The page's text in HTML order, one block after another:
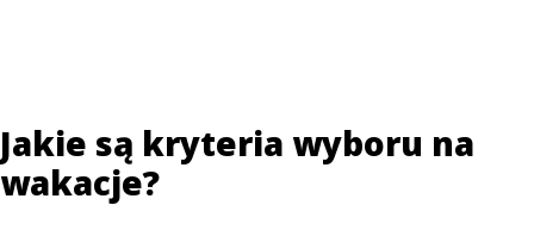
Jakie są kryteria wyboru na
wakacje?